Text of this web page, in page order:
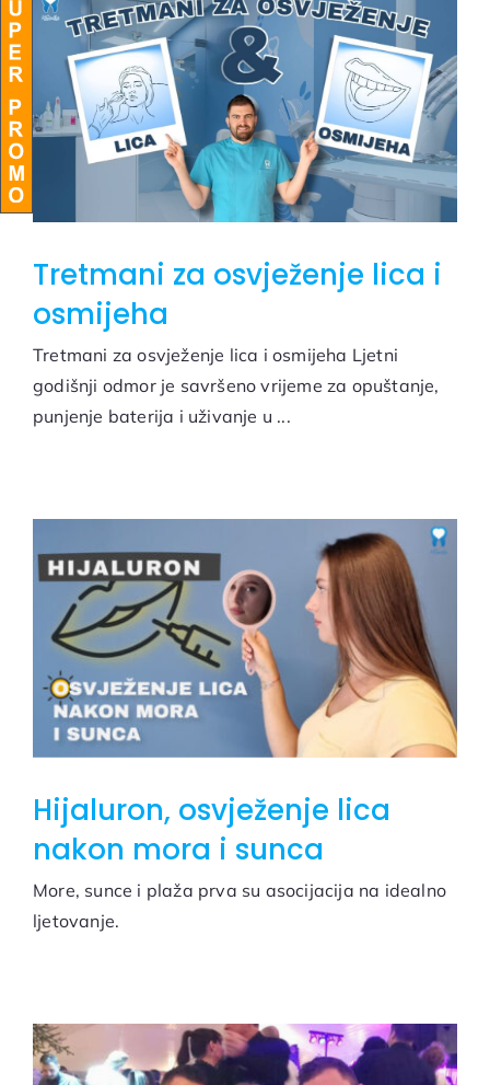
BLOG
Tretmani za osvježenje lica i
osmijeha
Tretmani za osvježenje lica i osmijeha Ljetni
godišnji odmor je savršeno vrijeme za opuštanje,
punjenje baterija i uživanje u ...
Hijaluron, osvježenje lica
nakon mora i sunca
More, sunce i plaža prva su asocijacija na idealno
ljetovanje.